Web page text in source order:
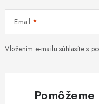
Email
Vložením e-mailu súhlasíte s